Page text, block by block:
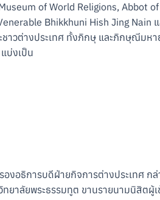
of World Religions, Abbot
Bhikkhuni Hish Jing
วต่างประเทศ ทั้งภิกษุ และภิกษุณีมห
บ่งเป็น
งอธิการบดีฝ่ายกิจการต่างประเทศ
ยาลัยพระธรรมทูต ขานรายนามนิสิตผู้